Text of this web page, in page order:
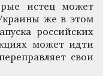
истец может
же в этом
российских
может идти
свои